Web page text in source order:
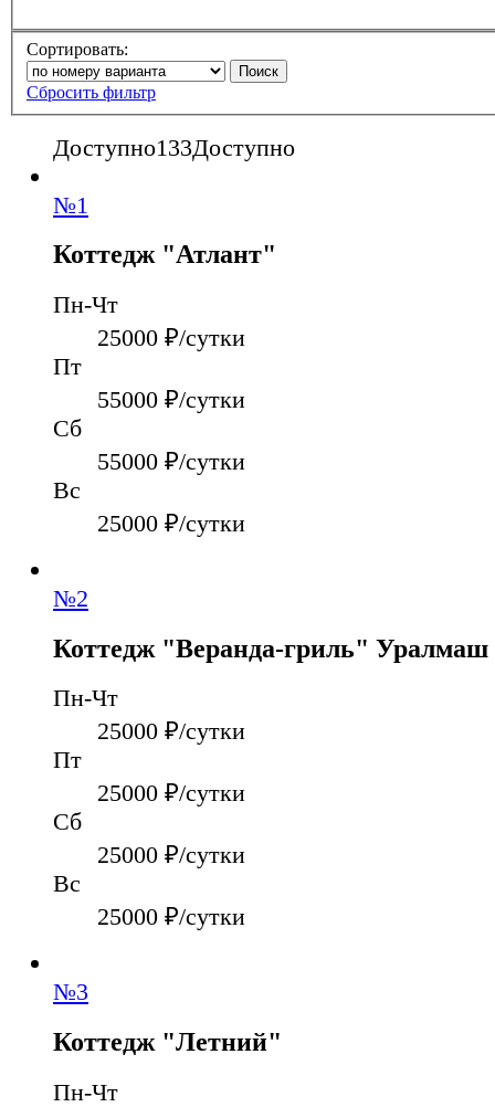
Сортировать:
Поиск
Сбросить фильтр
Доступно133Доступно
№1
Коттедж "Атлант"
Пн-Чт
25000 ₽/сутки
Пт
55000 ₽/сутки
Сб
55000 ₽/сутки
Вс
25000 ₽/сутки
№2
Коттедж "Веранда-гриль" Уралмаш
Пн-Чт
25000 ₽/сутки
Пт
25000 ₽/сутки
Сб
25000 ₽/сутки
Вс
25000 ₽/сутки
№3
Коттедж "Летний"
Пн-Чт